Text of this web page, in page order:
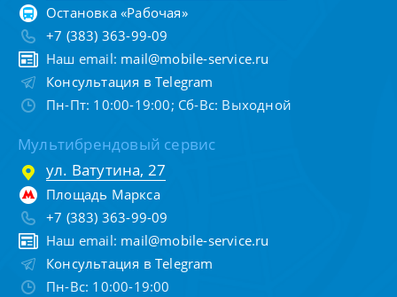
Остановка «Рабочая»
+7 (383) 363-99-09
Наш email: mail@mobile-service.ru
Консультация в Telegram
Пн-Пт: 10:00-19:00; Сб-Вс: Выходной
Мультибрендовый сервис
ул. Ватутина, 27
Площадь Маркса
+7 (383) 363-99-09
Наш email: mail@mobile-service.ru
Консультация в Telegram
Пн-Вс: 10:00-19:00